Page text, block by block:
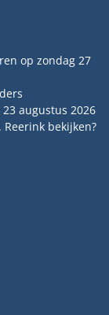
op zondag 27
augustus 2026
bekijken?